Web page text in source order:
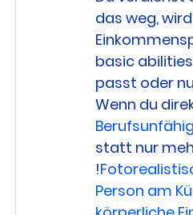
das weg,
basic
passt oder
Wenn du
statt nur
!
Person am